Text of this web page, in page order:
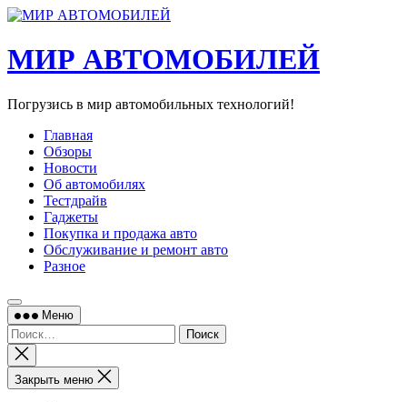
Перейти
содержимому
МИР АВТОМОБИЛЕЙ
Погрузись в мир автомобильных технологий!
Главная
Обзоры
Новости
Об автомобилях
Тестдрайв
Гаджеты
Покупка и продажа авто
Обслуживание и ремонт авто
Разное
Меню
Найти:
Закрыть
поиск
Закрыть меню